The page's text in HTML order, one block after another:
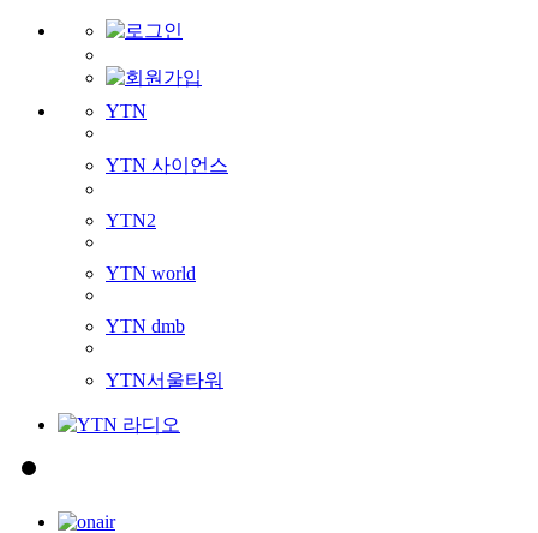
YTN
YTN 사이언스
YTN2
YTN world
YTN dmb
YTN서울타워